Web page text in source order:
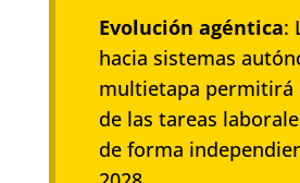
Evolución agéntica:
hacia sistemas
multietapa permitirá
de las tareas
de forma